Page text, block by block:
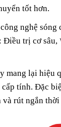
tốt hơn.
nghệ sóng
Điều trị cơ sâu,
mang lại hiệu
cấp tính. Đặc
và rút ngắn